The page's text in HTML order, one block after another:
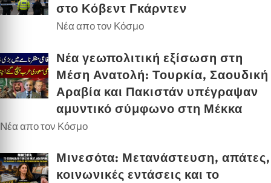
στο Κόβεντ Γκάρντεν
Νέα απο τον Κόσμο
Νέα γεωπολιτική εξίσωση στη
Μέση Ανατολή: Τουρκία, Σαουδική
Αραβία και Πακιστάν υπέγραψαν
αμυντικό σύμφωνο στη Μέκκα
Νέα απο τον Κόσμο
Μινεσότα: Μετανάστευση, απάτες,
κοινωνικές εντάσεις και το